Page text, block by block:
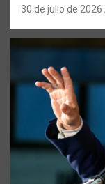
30 de julio de 2026